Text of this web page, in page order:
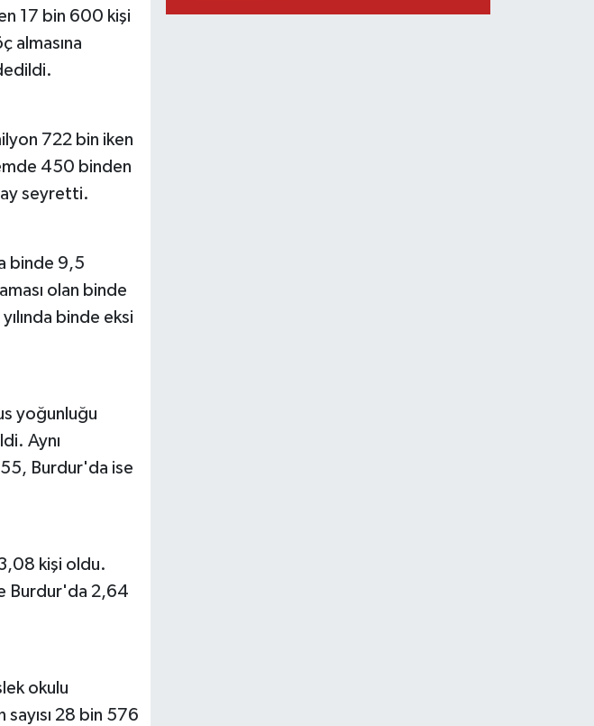
17 bin 600 kişi
almasına
722 bin iken
450 binden
seyretti.
binde 9,5
olan binde
binde eksi
yoğunluğu
Aynı
Burdur'da ise
kişi oldu.
Burdur'da 2,64
okulu
28 bin 576